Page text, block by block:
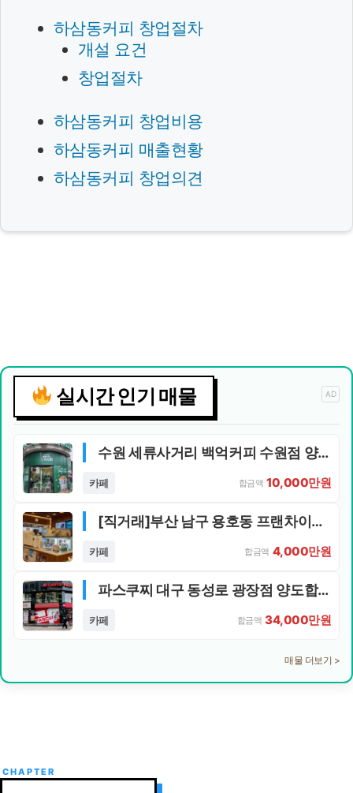
하삼동커피 창업절차
개설 요건
창업절차
하삼동커피 창업비용
하삼동커피 매출현황
하삼동커피 창업의견
실시간 인기 매물 AD
수원 세류사거리 백억커피 수원점 양도합니다.
카페 합금액 10,000만원
[직거래]부산 남구 용호동 프랜차이즈 카페 양도합니다.
카페 합금액 4,000만원
파스쿠찌 대구 동성로 광장점 양도합니다
카페 합금액 34,000만원
매물 더보기 >